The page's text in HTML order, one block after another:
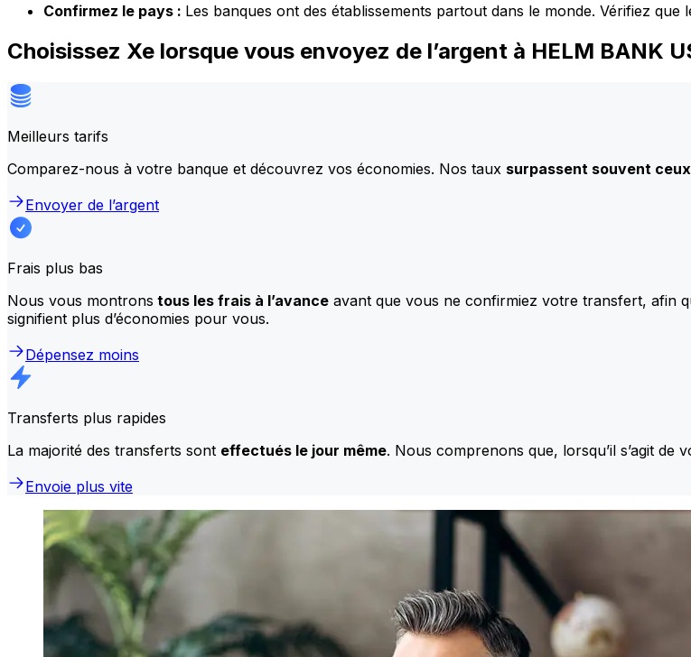
Confirmez le pays : Les banques ont des établissements partout dans le monde. Vérifiez
Choisissez Xe lorsque vous envoyez de l’argent à HELM BANK
Meilleurs tarifs
Comparez-nous à votre banque et découvrez vos économies. Nos taux surpassent souvent
Envoyer de l’argent
Frais plus bas
Nous vous montrons tous les frais à l’avance avant que vous ne confirmiez votre transfert, afin
signifient plus d’économies pour vous.
Dépensez moins
Transferts plus rapides
La majorité des transferts sont effectués le jour même. Nous comprenons que, lorsqu’il s’agit de
Envoie plus vite